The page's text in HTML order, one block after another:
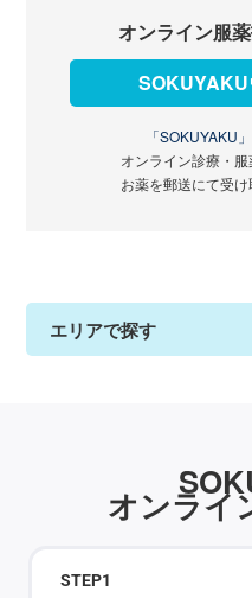
オンライン服
「SOKUYAKU」
オンライン診療・
お薬を郵送にて受
エリアで探す
オンライ
STEP1